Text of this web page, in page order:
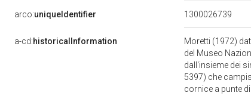
arco:uniqueIdentifier 1300026739
a-cd:historicalInformation
Moretti (1972)
del Museo
dall'insieme dei
5397) che
cornice a punte